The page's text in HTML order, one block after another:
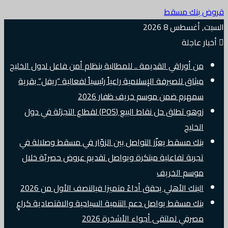
قروض بنك مسقط
السبت, أغسطس 8 2026
أخبار عاجلة
من أوراقي القديمة .. للمطالبة بنظام أمن فاعل لدول الخليج
ميثاق للصيرفة الإسلامية راعياً رئيسياً لفعالية “ريفل” بقرية
سمهرم ضمن موسم خريف ظفار 2026
زوهو تطلق حل نقاط البيع (POS) لقطاع التجزئة في دول
الخليج
بنك مسقط يعزّز التواصل بين الزوّار في مسقط وصلالة في
تجربة تفاعلية مبتكرة ويواصل تقديم عروض حصريّة خلال
موسم الخريف
البنك الأهلي يحقق أداءً متميزا فيالنصف الأول من 2026
بنك مسقط يواصل دعم التنمية السياحية والاقتصادية كراعٍ
مصرفي لملتقى أجواء الأشخرة 2026